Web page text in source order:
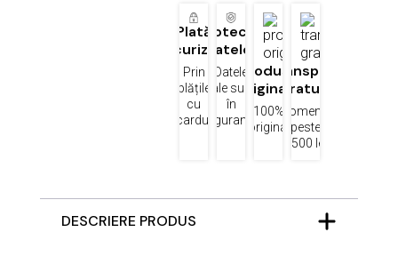
Plată
securizată
Prin
plățile
cu
cardul
Protecția
datelor
Datele
tale sunt
în
siguranță
Produse
originale
100%
original
Transport
gratuit
Comenzi
peste
1500 lei
DESCRIERE PRODUS